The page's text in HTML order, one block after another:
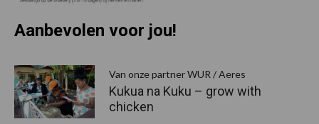
Aanbevolen voor jou!
Van onze partner WUR / Aeres
Kukua na Kuku – grow with
chicken